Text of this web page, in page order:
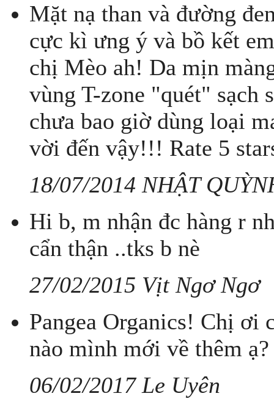
Mặt nạ than và đường
cực kì ưng ý và bồ kết
chị Mèo ah! Da mịn
vùng T-zone "quét"
chưa bao giờ dùng loại
vời đến vậy!!! Rate 5
18/07/2014 NHẬT
Hi b, m nhận đc hàng r
cẩn thận ..tks b nè
27/02/2015 Vịt Ngơ Ngơ
Pangea Organics! Chị ơi
nào mình mới về thêm
06/02/2017 Le Uyên